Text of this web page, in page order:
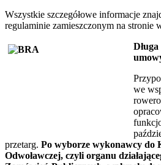
Wszystkie szczegółowe informacje
regulaminie zamieszczonym na stronie
we
przetarg. Po wyborze wykonawcy do
Odwoławczej, czyli organu